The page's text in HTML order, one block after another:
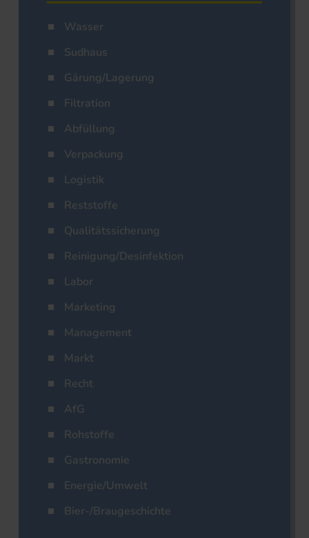
Wasser
Sudhaus
Gärung/Lagerung
Filtration
Abfüllung
Verpackung
Logistik
Reststoffe
Qualitätssicherung
Reinigung/Desinfektion
Labor
Marketing
Management
Markt
Recht
AfG
Rohstoffe
Gastronomie
Energie/Umwelt
Bier-/Braugeschichte